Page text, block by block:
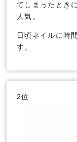
てしまったとき
人気。
日頃ネイルに時
す。
2位